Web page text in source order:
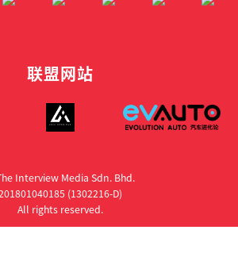
联盟网站
Interview Media Sdn. Bhd.
(1302216­-D)
All rights reserved.